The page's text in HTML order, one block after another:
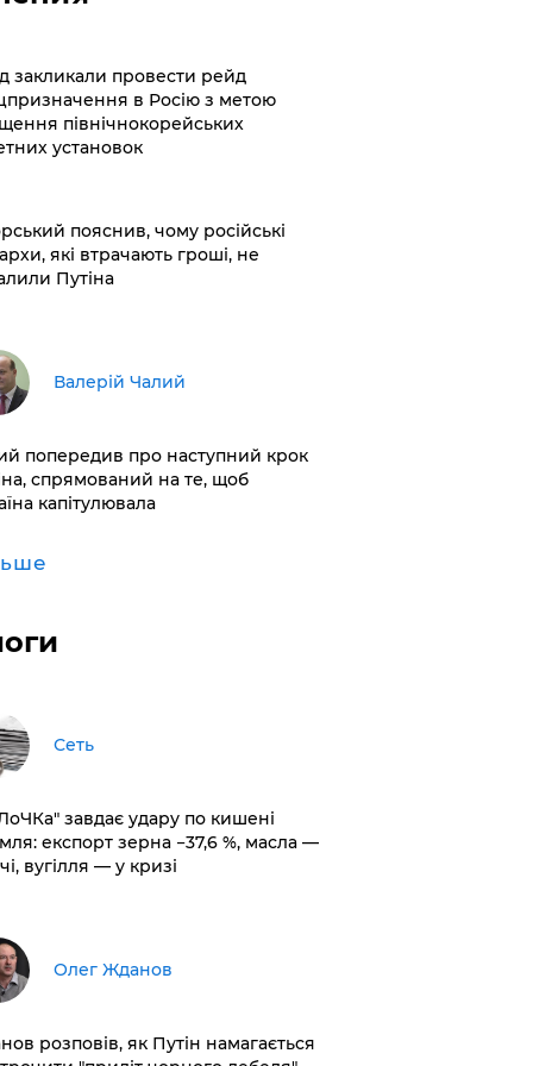
закликали провести рейд
в Росію з метою
північнокорейських
установок
пояснив, чому російські
які втрачають гроші, не
Путіна
Валерій Чалий
попередив про наступний крок
спрямований на те, щоб
капітулювала
Сеть
завдає удару по кишені
експорт зерна −37,6 %, масла —
вугілля — у кризі
Олег Жданов
розповів, як Путін намагається